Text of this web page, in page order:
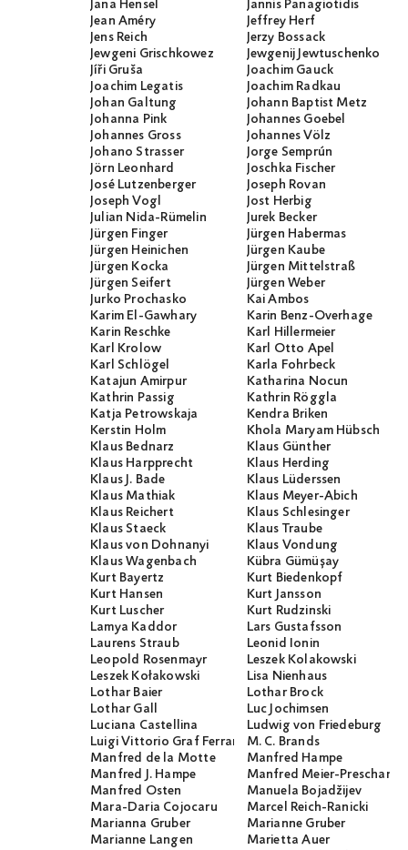
Jana Hensel
Jannis Panagiotidis
Jean Améry
Jeffrey Herf
Jens Reich
Jerzy Bossack
Jewgeni Grischkowez
Jewgenij Jewtuschenko
Jíři Gruša
Joachim Gauck
Joachim Legatis
Joachim Radkau
Johan Galtung
Johann Baptist Metz
Johanna Pink
Johannes Goebel
Johannes Gross
Johannes Völz
Johano Strasser
Jorge Semprún
Jörn Leonhard
Joschka Fischer
José Lutzenberger
Joseph Rovan
Joseph Vogl
Jost Herbig
Julian Nida-Rümelin
Jurek Becker
Jürgen Finger
Jürgen Habermas
Jürgen Heinichen
Jürgen Kaube
Jürgen Kocka
Jürgen Mittelstraß
Jürgen Seifert
Jürgen Weber
Jurko Prochasko
Kai Ambos
Karim El-Gawhary
Karin Benz-Overhage
Karin Reschke
Karl Hillermeier
Karl Krolow
Karl Otto Apel
Karl Schlögel
Karla Fohrbeck
Katajun Amirpur
Katharina Nocun
Kathrin Passig
Kathrin Röggla
Katja Petrowskaja
Kendra Briken
Kerstin Holm
Khola Maryam Hübsch
Klaus Bednarz
Klaus Günther
Klaus Harpprecht
Klaus Herding
Klaus J. Bade
Klaus Lüderssen
Klaus Mathiak
Klaus Meyer-Abich
Klaus Reichert
Klaus Schlesinger
Klaus Staeck
Klaus Traube
Klaus von Dohnanyi
Klaus Vondung
Klaus Wagenbach
Kübra Gümüşay
Kurt Bayertz
Kurt Biedenkopf
Kurt Hansen
Kurt Jansson
Kurt Luscher
Kurt Rudzinski
Lamya Kaddor
Lars Gustafsson
Laurens Straub
Leonid Ionin
Leopold Rosenmayr
Leszek Kolakowski
Leszek Kołakowski
Lisa Nienhaus
Lothar Baier
Lothar Brock
Lothar Gall
Luc Jochimsen
Luciana Castellina
Ludwig von Friedeburg
Luigi Vittorio Graf Ferraris
M. C. Brands
Manfred de la Motte
Manfred Hampe
Manfred J. Hampe
Manfred Meier-Preschany
Manfred Osten
Manuela Bojadžijev
Mara-Daria Cojocaru
Marcel Reich-Ranicki
Marianna Gruber
Marianne Gruber
Marianne Langen
Marietta Auer